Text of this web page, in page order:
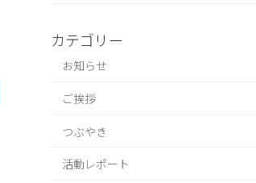
カテゴリー
お知らせ
ご挨拶
つぶやき
活動レポート